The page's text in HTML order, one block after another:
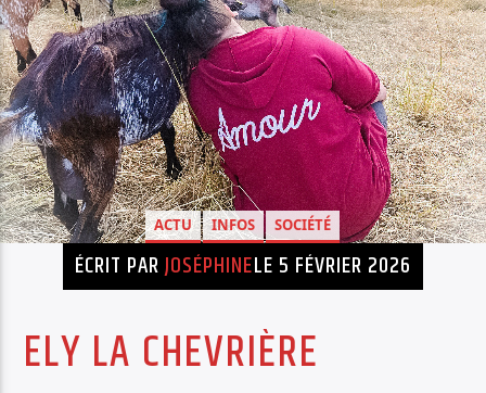
PISTE ACTUELLE
TÉLÉGÉNIQUE
L'HOMME PARLE
ACTU INFOS SOCIÉTÉ
ÉCRIT PARJOSÉPHINELE 5 FÉVRIER 2026
ELY LA CHEVRIÈRE